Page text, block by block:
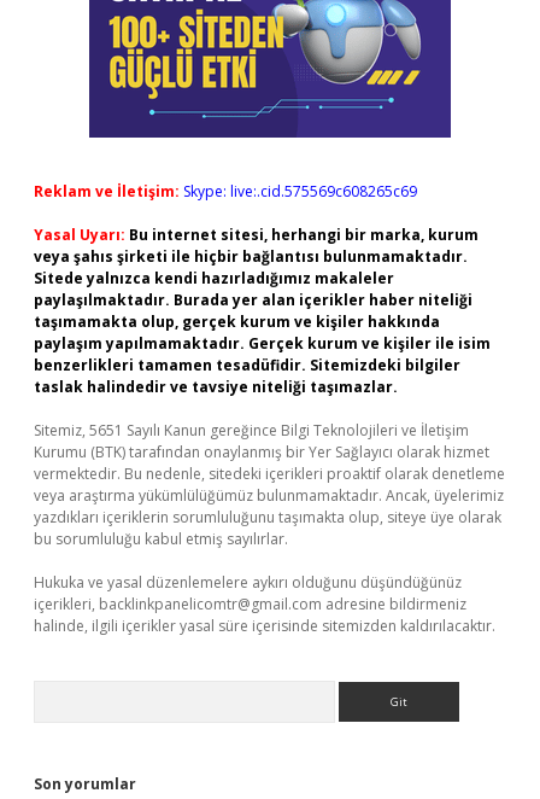
Reklam ve İletişim: Skype: live:.cid.575569c608265c69
Yasal Uyarı: Bu internet sitesi, herhangi bir marka, kurum
veya şahıs şirketi ile hiçbir bağlantısı bulunmamaktadır.
Sitede yalnızca kendi hazırladığımız makaleler
paylaşılmaktadır. Burada yer alan içerikler haber niteliği
taşımamakta olup, gerçek kurum ve kişiler hakkında
paylaşım yapılmamaktadır. Gerçek kurum ve kişiler ile isim
benzerlikleri tamamen tesadüfidir. Sitemizdeki bilgiler
taslak halindedir ve tavsiye niteliği taşımazlar.
Sitemiz, 5651 Sayılı Kanun gereğince Bilgi Teknolojileri ve İletişim
Kurumu (BTK) tarafından onaylanmış bir Yer Sağlayıcı olarak hizmet
vermektedir. Bu nedenle, sitedeki içerikleri proaktif olarak denetleme
veya araştırma yükümlülüğümüz bulunmamaktadır. Ancak, üyelerimiz
yazdıkları içeriklerin sorumluluğunu taşımakta olup, siteye üye olarak
bu sorumluluğu kabul etmiş sayılırlar.
Hukuka ve yasal düzenlemelere aykırı olduğunu düşündüğünüz
içerikleri, backlinkpanelicomtr@gmail.com adresine bildirmeniz
halinde, ilgili içerikler yasal süre içerisinde sitemizden kaldırılacaktır.
Son yorumlar